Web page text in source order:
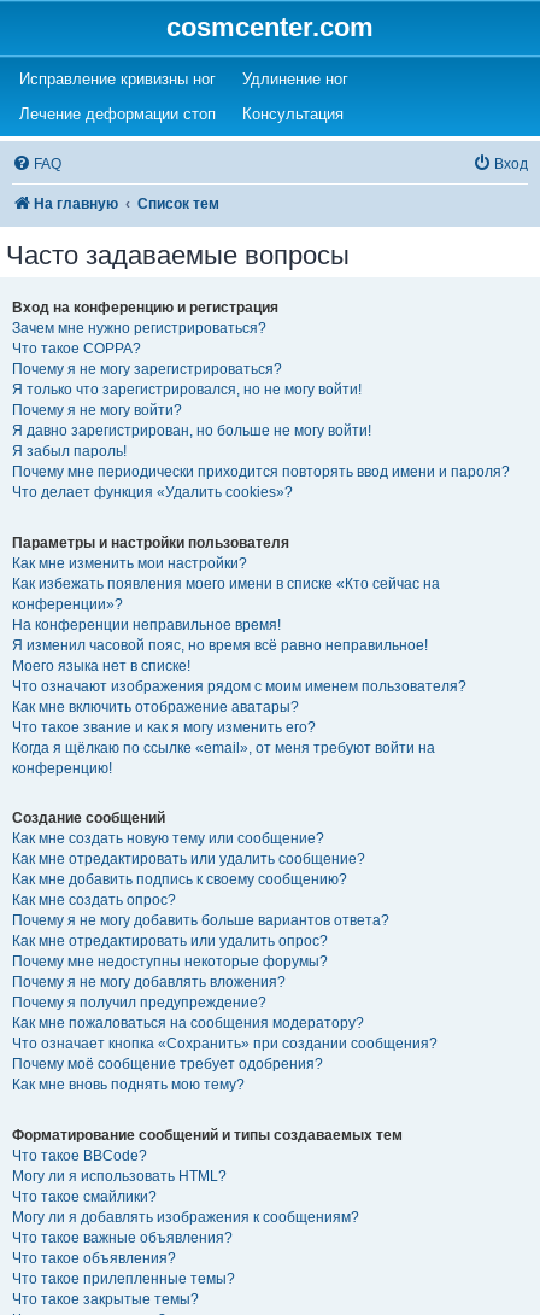
cosmcenter.com
Исправление кривизны ног(Opens a new tab)
Удлинение ног(Opens a new tab)
Лечение деформации стоп(Opens a new tab)
Консультация(Opens a new tab)
FAQ Вход
На главную Список тем
Часто задаваемые вопросы
Вход на конференцию и регистрация
Зачем мне нужно регистрироваться?
Что такое COPPA?
Почему я не могу зарегистрироваться?
Я только что зарегистрировался, но не могу войти!
Почему я не могу войти?
Я давно зарегистрирован, но больше не могу войти!
Я забыл пароль!
Почему мне периодически приходится повторять ввод имени и пароля?
Что делает функция «Удалить cookies»?
Параметры и настройки пользователя
Как мне изменить мои настройки?
Как избежать появления моего имени в списке «Кто сейчас на
конференции»?
На конференции неправильное время!
Я изменил часовой пояс, но время всё равно неправильное!
Моего языка нет в списке!
Что означают изображения рядом с моим именем пользователя?
Как мне включить отображение аватары?
Что такое звание и как я могу изменить его?
Когда я щёлкаю по ссылке «email», от меня требуют войти на
конференцию!
Создание сообщений
Как мне создать новую тему или сообщение?
Как мне отредактировать или удалить сообщение?
Как мне добавить подпись к своему сообщению?
Как мне создать опрос?
Почему я не могу добавить больше вариантов ответа?
Как мне отредактировать или удалить опрос?
Почему мне недоступны некоторые форумы?
Почему я не могу добавлять вложения?
Почему я получил предупреждение?
Как мне пожаловаться на сообщения модератору?
Что означает кнопка «Сохранить» при создании сообщения?
Почему моё сообщение требует одобрения?
Как мне вновь поднять мою тему?
Форматирование сообщений и типы создаваемых тем
Что такое BBCode?
Могу ли я использовать HTML?
Что такое смайлики?
Могу ли я добавлять изображения к сообщениям?
Что такое важные объявления?
Что такое объявления?
Что такое прилепленные темы?
Что такое закрытые темы?